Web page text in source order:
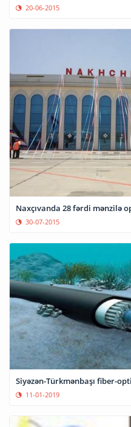
20-06-2015
Naxçıvanda 28 fərdi mənzilə
30-07-2015
Siyəzən-Türkmənbaşı fiber-
11-01-2019